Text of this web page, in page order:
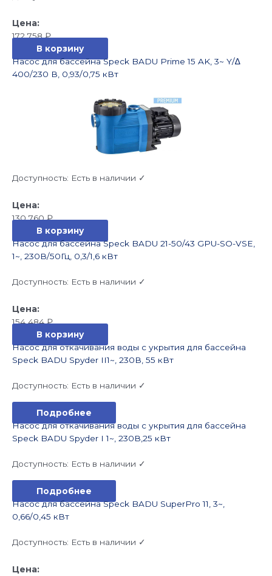
172 758₽
В корзину
Насос для бассейна Speck BADU Prime 15 AK, 3~ Y/∆
400/230 В, 0,93/0,75 кВт
Доступность: Есть в наличии ✓
130 760₽
В корзину
Насос для бассейна Speck BADU 21-50/43 GPU-SO-VSE,
1~, 230В/50Гц, 0,3/1,6 кВт
Доступность: Есть в наличии ✓
154 484₽
В корзину
Насос для откачивания воды с укрытия для бассейна
Speck BADU Spyder II1~, 230В, 55 кВт
Доступность: Есть в наличии ✓
Подробнее
Насос для откачивания воды с укрытия для бассейна
Speck BADU Spyder I 1~, 230В,25 кВт
Доступность: Есть в наличии ✓
Подробнее
Насос для бассейна Speck BADU SuperPro 11, 3~,
0,66/0,45 кВт
Доступность: Есть в наличии ✓